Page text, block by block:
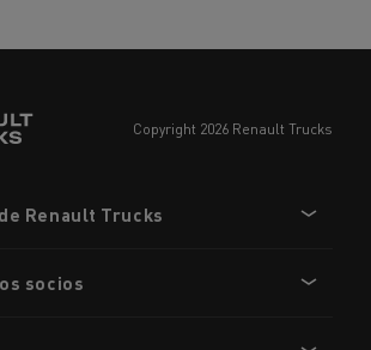
copyright 2026 Renault Trucks
Renault Trucks
socios